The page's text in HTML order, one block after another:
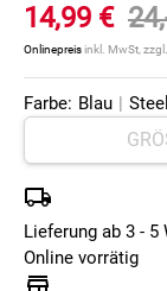
14,99 €
Onlinepreisinkl. MwSt,
Farbe: Blau | Steel
Lieferung ab 3 - 5
Online vorrätig